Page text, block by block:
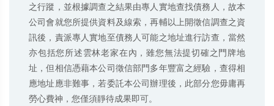
之行蹤，並根據調查之結果由專人實地查找債務人，故本
公司會就您所提供資料及線索，再輔以上開徵信調查之資
訊後，責派專人實地至債務人可能之地址進行訪查，當然
亦包括您所述雲林老家在內，雖您無法提切確之門牌地
址，但相信憑藉本公司徵信部門多年豐富之經驗，查得相
應地址應非難事，若委託本公司辦理後，此部分您毋庸再
勞心費神，您僅須靜待成果即可。